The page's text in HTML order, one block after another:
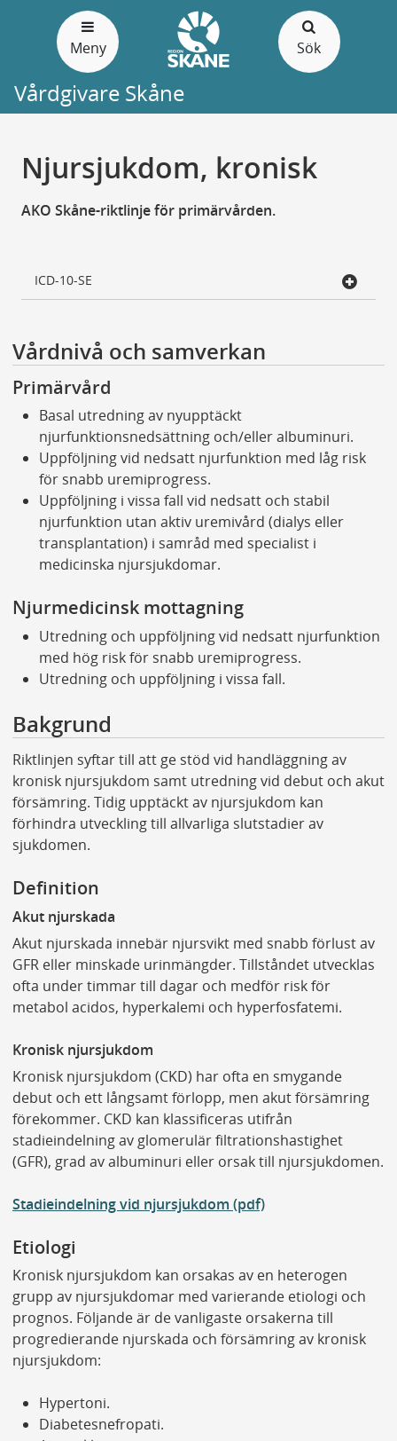
Meny Sök
Vårdgivare Skåne
Njursjukdom, kronisk
AKO Skåne-riktlinje för primärvården.
ICD-10-SE
Vårdnivå och samverkan
Primärvård
Basal utredning av nyupptäckt
njurfunktionsnedsättning och/eller albuminuri.
Uppföljning vid nedsatt njurfunktion med låg risk
för snabb uremiprogress.
Uppföljning i vissa fall vid nedsatt och stabil
njurfunktion utan aktiv uremivård (dialys eller
transplantation) i samråd med specialist i
medicinska njursjukdomar.
Njurmedicinsk mottagning
Utredning och uppföljning vid nedsatt njurfunktion
med hög risk för snabb uremiprogress.
Utredning och uppföljning i vissa fall.
Bakgrund
Riktlinjen syftar till att ge stöd vid handläggning av
kronisk njursjukdom samt utredning vid debut och akut
försämring. Tidig upptäckt av njursjukdom kan
förhindra utveckling till allvarliga slutstadier av
sjukdomen.
Definition
Akut njurskada
Akut njurskada innebär njursvikt med snabb förlust av
GFR eller minskade urinmängder. Tillståndet utvecklas
ofta under timmar till dagar och medför risk för
metabol acidos, hyperkalemi och hyperfosfatemi.
Kronisk njursjukdom
Kronisk njursjukdom (CKD) har ofta en smygande
debut och ett långsamt förlopp, men akut försämring
förekommer. CKD kan klassificeras utifrån
stadieindelning av glomerulär filtrationshastighet
(GFR), grad av albuminuri eller orsak till njursjukdomen.
Stadieindelning vid njursjukdom (pdf)
Etiologi
Kronisk njursjukdom kan orsakas av en heterogen
grupp av njursjukdomar med varierande etiologi och
prognos. Följande är de vanligaste orsakerna till
progredierande njurskada och försämring av kronisk
njursjukdom:
Hypertoni.
Diabetesnefropati.